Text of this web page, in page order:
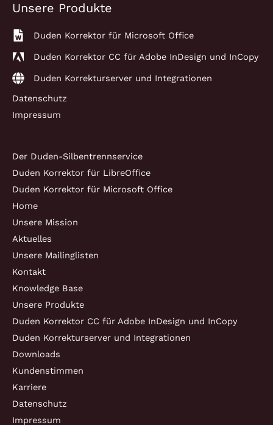
Unsere Produkte
Duden Korrektor für Microsoft Office
Duden Korrektor CC für Adobe InDesign und InCopy
Duden Korrekturserver und Integrationen
Datenschutz
Impressum
Der Duden-Silbentrennservice
Duden Korrektor für LibreOffice
Duden Korrektor für Microsoft Office
Home
Unsere Mission
Aktuelles
Unsere Mailinglisten
Kontakt
Knowledge Base
Unsere Produkte
Duden Korrektor CC für Adobe InDesign und InCopy
Duden Korrekturserver und Integrationen
Downloads
Kundenstimmen
Karriere
Datenschutz
Impressum